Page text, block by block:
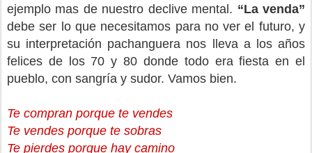
ejemplo mas de nuestro declive mental. “La venda”
debe ser lo que necesitamos para no ver el futuro, y
su interpretación pachanguera nos lleva a los años
felices de los 70 y 80 donde todo era fiesta en el
pueblo, con sangría y sudor. Vamos bien.
Te compran porque te vendes
Te vendes porque te sobras
Te pierdes porque hay camino